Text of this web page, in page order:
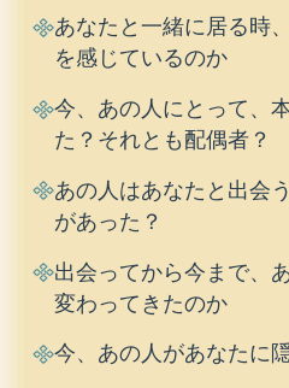
あなたと一緒に居る時
を感じているのか
今、あの人にとって、
た？それとも配偶者？
あの人はあなたと出会
があった？
出会ってから今まで、
変わってきたのか
今、あの人があなたに